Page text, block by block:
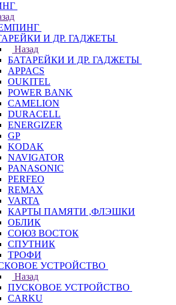
И ДР. ГАДЖЕТЫ
Назад
БАТАРЕЙКИ И ДР. ГАДЖЕТЫ
APPACS
OUKITEL
POWER BANK
CAMELION
DURACELL
ENERGIZER
GP
KODAK
NAVIGATOR
PANASONIC
PERFEO
REMAX
VARTA
КАРТЫ ПАМЯТИ ,ФЛЭШКИ
ОБЛИК
СОЮЗ ВОСТОК
СПУТНИК
ТРОФИ
УСТРОЙСТВО
Назад
ПУСКОВОЕ УСТРОЙСТВО
CARKU